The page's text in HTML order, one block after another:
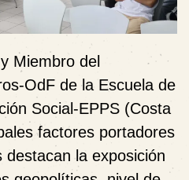
Miembro del
OdF de la Escuela de
Social-EPPS (Costa
factores portadores
la exposición